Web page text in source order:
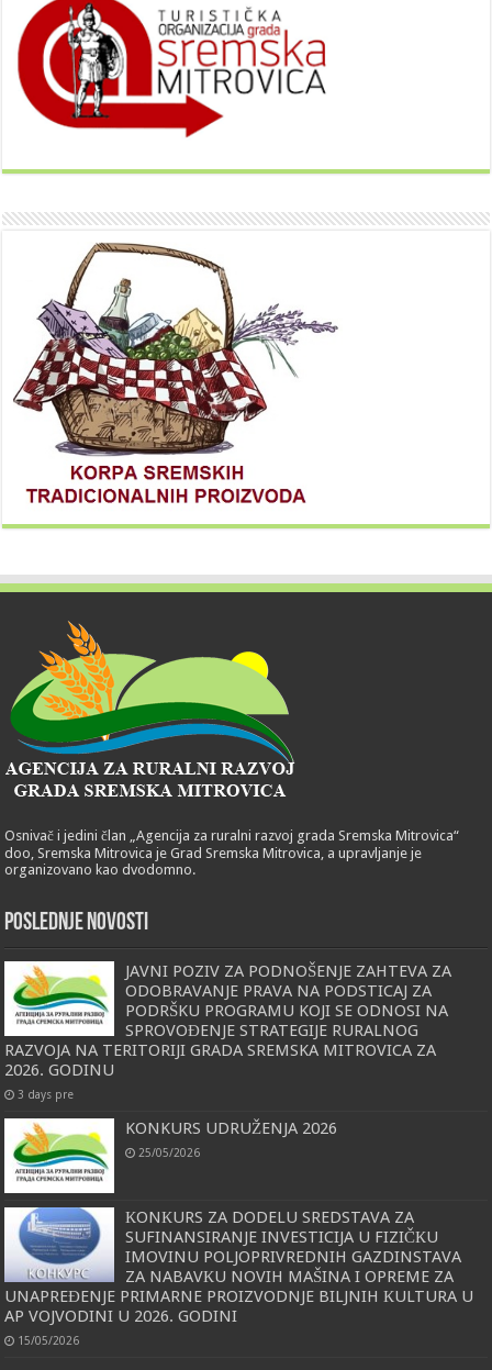
Osnivač i jedini član „Agencija za ruralni razvoj grada Sremska Mitrovica“
doo, Sremska Mitrovica je Grad Sremska Mitrovica, a upravljanje je
organizovano kao dvodomno.
POSLEDNJE NOVOSTI
JAVNI POZIV ZA PODNOŠENJE ZAHTEVA ZA
ODOBRAVANJE PRAVA NA PODSTICAJ ZA
PODRŠKU PROGRAMU KOJI SE ODNOSI NA
SPROVOĐENJE STRATEGIJE RURALNOG
RAZVOJA NA TERITORIJI GRADA SREMSKA MITROVICA ZA
2026. GODINU
3 days pre
KONKURS UDRUŽENJA 2026
25/05/2026
КONКURS ZA DODELU SREDSTAVA ZA
SUFINANSIRANJE INVESTICIJA U FIZIČКU
IMOVINU POLJOPRIVREDNIH GAZDINSTAVA
ZA NABAVКU NOVIH MAŠINA I OPREME ZA
UNAPREĐENJE PRIMARNE PROIZVODNJE BILJNIH КULTURA U
AP VOJVODINI U 2026. GODINI
15/05/2026